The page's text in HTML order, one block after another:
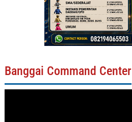
Banggai Command Center